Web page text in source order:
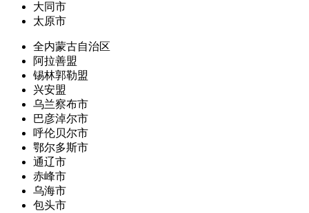
大同市
太原市
全内蒙古自治区
阿拉善盟
锡林郭勒盟
兴安盟
乌兰察布市
巴彦淖尔市
呼伦贝尔市
鄂尔多斯市
通辽市
赤峰市
乌海市
包头市